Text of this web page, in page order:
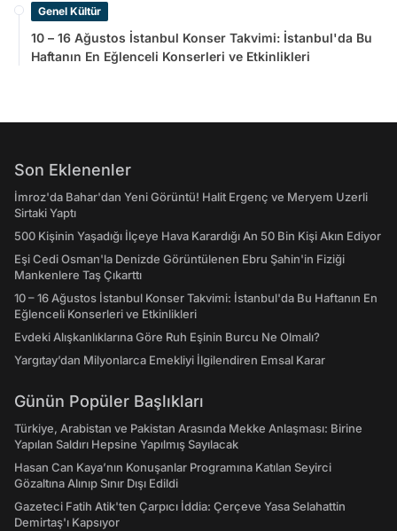
Genel Kültür
10 – 16 Ağustos İstanbul Konser Takvimi: İstanbul'da Bu
Haftanın En Eğlenceli Konserleri ve Etkinlikleri
Son Eklenenler
İmroz'da Bahar'dan Yeni Görüntü! Halit Ergenç ve Meryem Uzerli
Sirtaki Yaptı
500 Kişinin Yaşadığı İlçeye Hava Karardığı An 50 Bin Kişi Akın Ediyor
Eşi Cedi Osman'la Denizde Görüntülenen Ebru Şahin'in Fiziği
Mankenlere Taş Çıkarttı
10 – 16 Ağustos İstanbul Konser Takvimi: İstanbul'da Bu Haftanın En
Eğlenceli Konserleri ve Etkinlikleri
Evdeki Alışkanlıklarına Göre Ruh Eşinin Burcu Ne Olmalı?
Yargıtay’dan Milyonlarca Emekliyi İlgilendiren Emsal Karar
Günün Popüler Başlıkları
Türkiye, Arabistan ve Pakistan Arasında Mekke Anlaşması: Birine
Yapılan Saldırı Hepsine Yapılmış Sayılacak
Hasan Can Kaya’nın Konuşanlar Programına Katılan Seyirci
Gözaltına Alınıp Sınır Dışı Edildi
Gazeteci Fatih Atik'ten Çarpıcı İddia: Çerçeve Yasa Selahattin
Demirtaş'ı Kapsıyor